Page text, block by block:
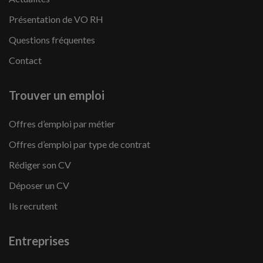
Présentation de VO RH
Questions fréquentes
Contact
Trouver un emploi
Offres d’emploi par métier
Offres d’emploi par type de contrat
Rédiger son CV
Déposer un CV
Ils recrutent
Entreprises